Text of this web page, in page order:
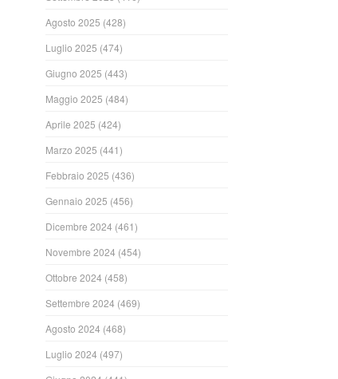
Agosto 2025 (428)
Luglio 2025 (474)
Giugno 2025 (443)
Maggio 2025 (484)
Aprile 2025 (424)
Marzo 2025 (441)
Febbraio 2025 (436)
Gennaio 2025 (456)
Dicembre 2024 (461)
Novembre 2024 (454)
Ottobre 2024 (458)
Settembre 2024 (469)
Agosto 2024 (468)
Luglio 2024 (497)